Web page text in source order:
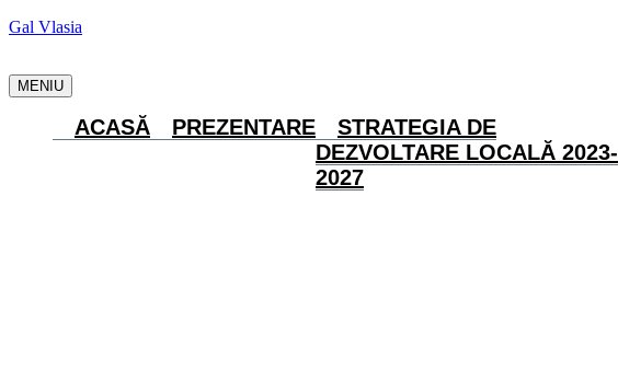
Gal Vlasia
MENIU
ACASĂ PREZENTARE
STRATEGIA DE
DEZVOLTARE LOCALĂ 2023-
2027